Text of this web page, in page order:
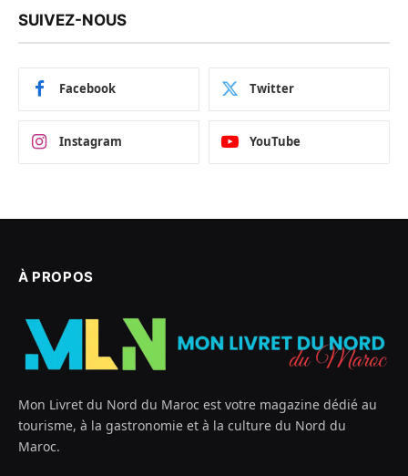
SUIVEZ-NOUS
Facebook Twitter
Instagram YouTube
À PROPOS
Mon Livret du Nord du Maroc est votre magazine dédié au
tourisme, à la gastronomie et à la culture du Nord du
Maroc.